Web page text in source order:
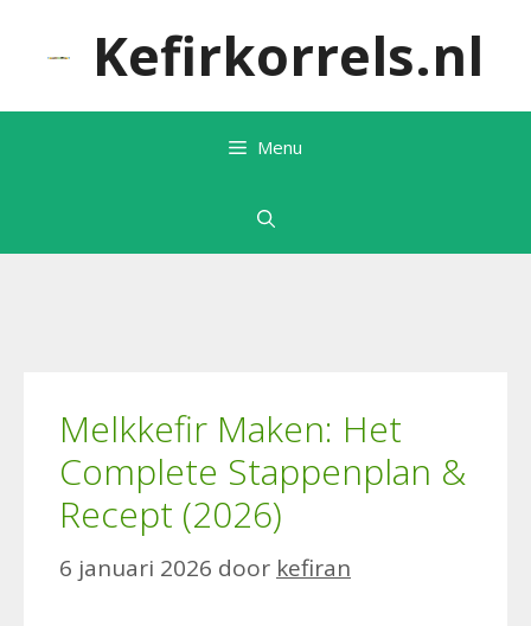
inhoud
Kefirkorrels.nl
Menu
Melkkefir Maken: Het
Complete Stappenplan &
Recept (2026)
6 januari 2026 door kefiran